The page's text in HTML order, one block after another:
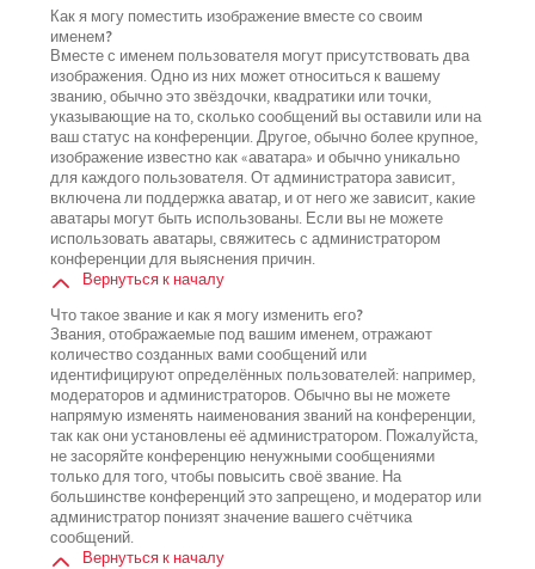
Как я могу поместить изображение вместе со своим
именем?
Вместе с именем пользователя могут присутствовать два
изображения. Одно из них может относиться к вашему
званию, обычно это звёздочки, квадратики или точки,
указывающие на то, сколько сообщений вы оставили или на
ваш статус на конференции. Другое, обычно более крупное,
изображение известно как «аватара» и обычно уникально
для каждого пользователя. От администратора зависит,
включена ли поддержка аватар, и от него же зависит, какие
аватары могут быть использованы. Если вы не можете
использовать аватары, свяжитесь с администратором
конференции для выяснения причин.
Вернуться к началу
Что такое звание и как я могу изменить его?
Звания, отображаемые под вашим именем, отражают
количество созданных вами сообщений или
идентифицируют определённых пользователей: например,
модераторов и администраторов. Обычно вы не можете
напрямую изменять наименования званий на конференции,
так как они установлены её администратором. Пожалуйста,
не засоряйте конференцию ненужными сообщениями
только для того, чтобы повысить своё звание. На
большинстве конференций это запрещено, и модератор или
администратор понизят значение вашего счётчика
сообщений.
Вернуться к началу